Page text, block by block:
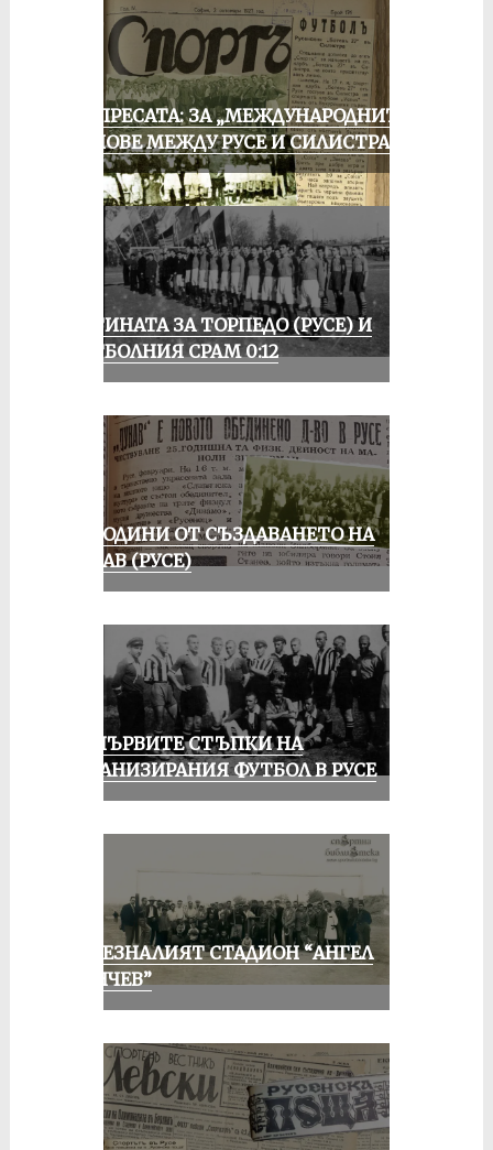
ОТ ПРЕСАТА: ЗА „МЕЖДУНАРОДНИТЕ“
МАЧОВЕ МЕЖДУ РУСЕ И СИЛИСТРА
ИСТИНАТА ЗА ТОРПЕДО (РУСЕ) И
ФУТБОЛНИЯ СРАМ 0:12
70 ГОДИНИ ОТ СЪЗДАВАНЕТО НА
ДУНАВ (РУСЕ)
ЗА ПЪРВИТЕ СТЪПКИ НА
ОРГАНИЗИРАНИЯ ФУТБОЛ В РУСЕ
ИЗЧЕЗНАЛИЯТ СТАДИОН “АНГЕЛ
КЪНЧЕВ”